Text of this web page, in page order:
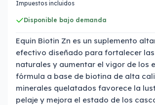
Impuestos incluidos
Disponible bajo demanda
Equin Biotin Zn es un suplemento
efectivo diseñado para fortalecer
naturales y aumentar el vigor de los
fórmula a base de biotina de alta
minerales quelatados favorece la
pelaje y mejora el estado de los